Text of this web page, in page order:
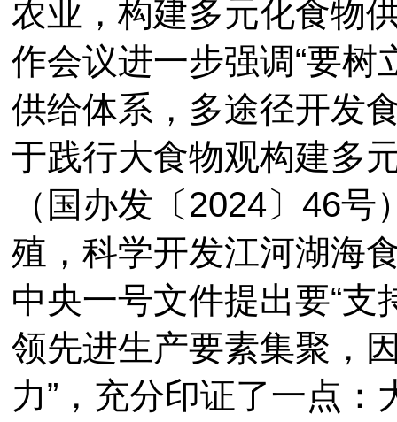
农业，构建多元化食物
作会议进一步强调“要
供给体系，多途径开发
于践行大食物观构建多
（国办发〔2024〕46
殖，科学开发江河湖海
中央一号文件提出要“支
领先进生产要素集聚，
力”，充分印证了一点